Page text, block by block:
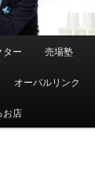
ター 売場塾
オーバルリンク
お店